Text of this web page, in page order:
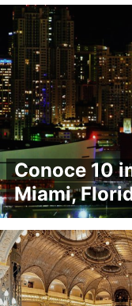
Conoce 10
Miami,